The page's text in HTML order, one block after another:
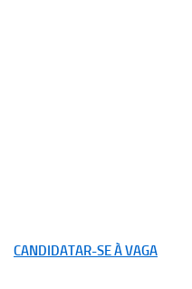
CANDIDATAR-SE À VAGA